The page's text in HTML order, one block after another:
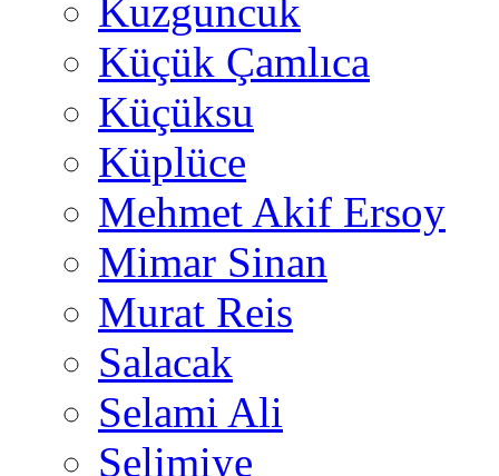
Kuzguncuk
Küçük Çamlıca
Küçüksu
Küplüce
Mehmet Akif Ersoy
Mimar Sinan
Murat Reis
Salacak
Selami Ali
Selimiye